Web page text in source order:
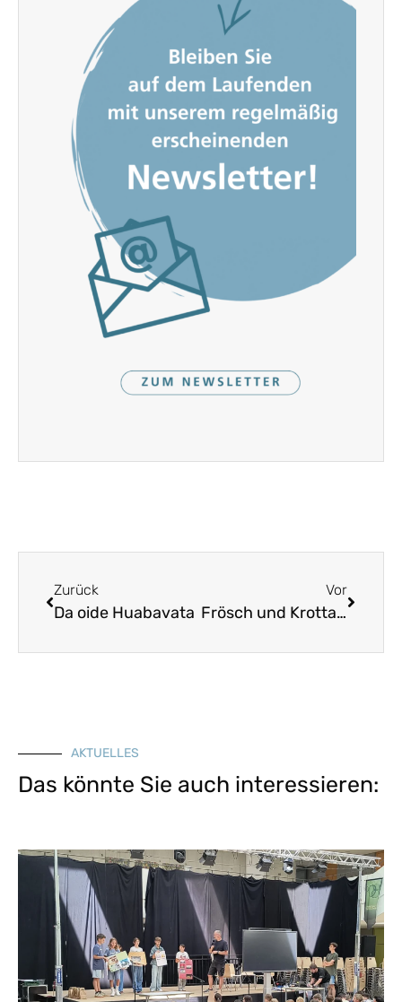
Zurück
Da oide Huabavata
Vor
Frösch und Krotta (Broutza) kinna hupfa
AKTUELLES
Das könnte Sie auch interessieren: